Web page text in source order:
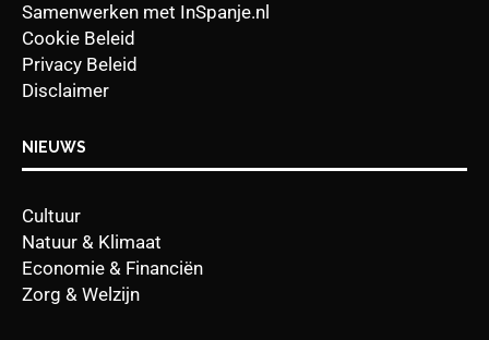
Samenwerken met InSpanje.nl
Cookie Beleid
Privacy Beleid
Disclaimer
NIEUWS
Cultuur
Natuur & Klimaat
Economie & Financiën
Zorg & Welzijn